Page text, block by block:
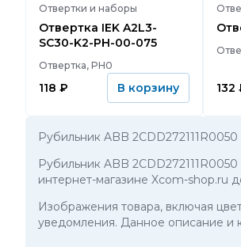
Отвертки и наборы
Отвертка IEK A2L3-
SC30-K2-PH-00-075
Отвертка, PH0
118 ₽ В корзину 132
Рубильник ABB
Рубильник ABB 2CDD272111R0050
интернет-магазине Xcom-shop.ru
Изображения товара, включая
уведомления. Данное описание и